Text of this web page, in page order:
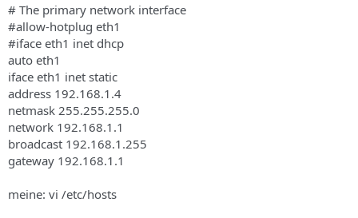
# The primary network interface
#allow-hotplug eth1
#iface eth1 inet dhcp
auto eth1
iface eth1 inet static
address 192.168.1.4
netmask 255.255.255.0
network 192.168.1.1
broadcast 192.168.1.255
gateway 192.168.1.1
meine: vi /etc/hosts